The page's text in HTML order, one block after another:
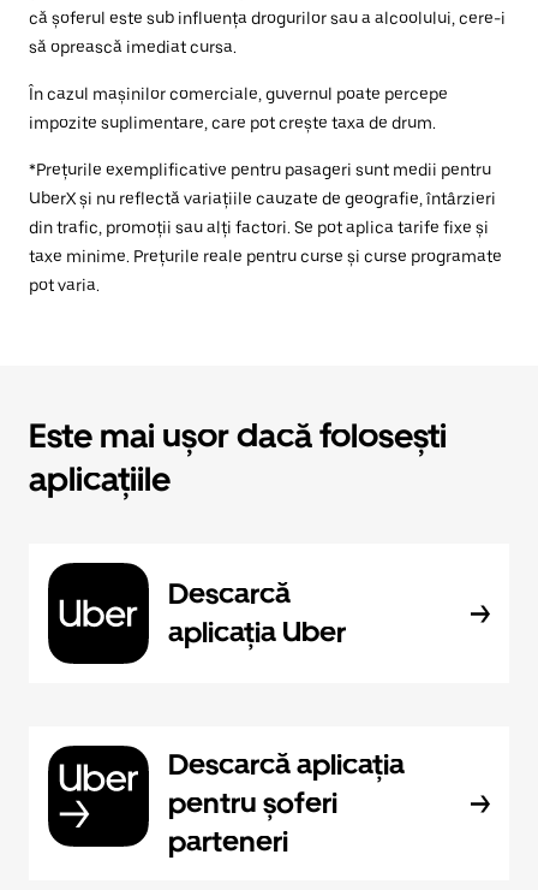
că șoferul este sub influența drogurilor sau a alcoolului, cere-i
să oprească imediat cursa.
În cazul mașinilor comerciale, guvernul poate percepe
impozite suplimentare, care pot crește taxa de drum.
*Prețurile exemplificative pentru pasageri sunt medii pentru
UberX și nu reflectă variațiile cauzate de geografie, întârzieri
din trafic, promoții sau alți factori. Se pot aplica tarife fixe și
taxe minime. Prețurile reale pentru curse și curse programate
pot varia.
Este mai ușor dacă folosești
aplicațiile
Descarcă
aplicația Uber
Descarcă aplicația
pentru șoferi
parteneri